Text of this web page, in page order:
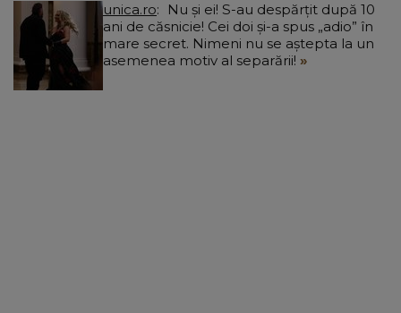
unica.ro
ani de căsnicie! Cei doi și-a spus „adio” în
mare secret. Nimeni nu se aștepta la un
asemenea motiv al separării!